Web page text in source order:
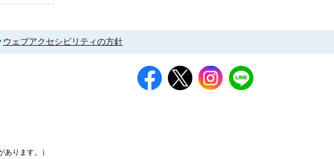
ウェブアクセシビリティの方針
ります。）